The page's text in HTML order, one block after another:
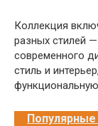
Коллекция
разных стилей
современного
стиль и
Популярные